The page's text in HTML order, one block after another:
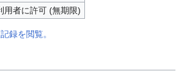
用者に許可 (無期限)
録を閲覧。